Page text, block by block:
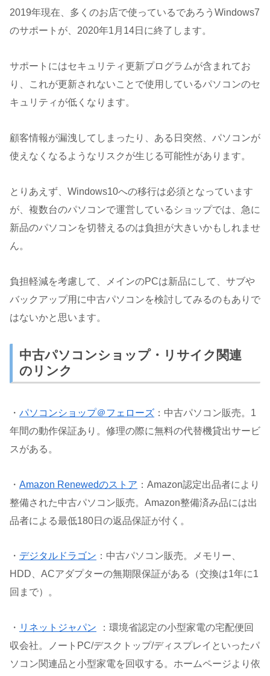
2019年現在、多くのお店で使っているであろうWindows7
のサポートが、2020年1月14日に終了します。
サポートにはセキュリティ更新プログラムが含まれてお
り、これが更新されないことで使用しているパソコンのセ
キュリティが低くなります。
顧客情報が漏洩してしまったり、ある日突然、パソコンが
使えなくなるようなリスクが生じる可能性があります。
とりあえず、Windows10への移行は必須となっています
が、複数台のパソコンで運営しているショップでは、急に
新品のパソコンを切替えるのは負担が大きいかもしれませ
ん。
負担軽減を考慮して、メインのPCは新品にして、サブや
バックアップ用に中古パソコンを検討してみるのもありで
はないかと思います。
中古パソコンショップ・リサイク関連
のリンク
・ パソコンショップ＠フェローズ ：中古パソコン販売。1
年間の動作保証あり。修理の際に無料の代替機貸出サービ
スがある。
・ Amazon Renewedのストア ：Amazon認定出品者により
整備された中古パソコン販売。Amazon整備済み品には出
品者による最低180日の返品保証が付く。
・ デジタルドラゴン ：中古パソコン販売。メモリー、
HDD、ACアダプターの無期限保証がある（交換は1年に1
回まで）。
・ リネットジャパン
：環境省認定の小型家電の宅配便回
収会社。ノートPC/デスクトップ/ディスプレイといったパ
ソコン関連品と小型家電を回収する。ホームページより依